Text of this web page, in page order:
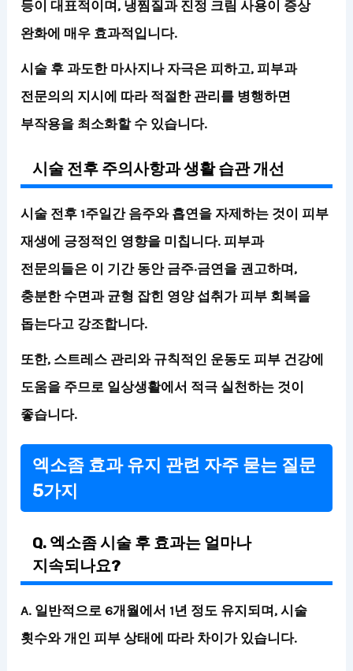
등이 대표적이며, 냉찜질과 진정 크림 사용이 증상
완화에 매우 효과적입니다.
시술 후 과도한 마사지나 자극은 피하고, 피부과
전문의의 지시에 따라 적절한 관리를 병행하면
부작용을 최소화할 수 있습니다.
시술 전후 주의사항과 생활 습관 개선
시술 전후 1주일간 음주와 흡연을 자제하는 것이 피부
재생에 긍정적인 영향을 미칩니다. 피부과
전문의들은 이 기간 동안 금주·금연을 권고하며,
충분한 수면과 균형 잡힌 영양 섭취가 피부 회복을
돕는다고 강조합니다.
또한, 스트레스 관리와 규칙적인 운동도 피부 건강에
도움을 주므로 일상생활에서 적극 실천하는 것이
좋습니다.
엑소좀 효과 유지 관련 자주 묻는 질문
5가지
Q. 엑소좀 시술 후 효과는 얼마나
지속되나요?
A. 일반적으로 6개월에서 1년 정도 유지되며, 시술
횟수와 개인 피부 상태에 따라 차이가 있습니다.